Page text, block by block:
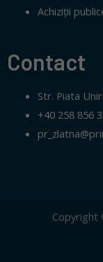
Achiziții
Contact
Str. Piata
+40 258 856
Copyright